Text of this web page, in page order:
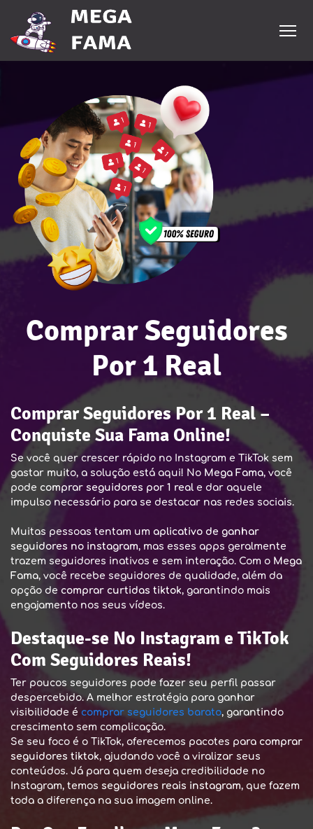
Comprar Seguidores
Por 1 Real
Comprar Seguidores Por 1 Real –
Conquiste Sua Fama Online!
Se você quer crescer rápido no Instagram e TikTok sem
gastar muito, a solução está aqui! No Mega Fama, você
pode comprar seguidores por 1 real e dar aquele
impulso necessário para se destacar nas redes sociais.
Muitas pessoas tentam um aplicativo de ganhar
seguidores no instagram, mas esses apps geralmente
trazem seguidores inativos e sem interação. Com o Mega
Fama, você recebe seguidores de qualidade, além da
opção de comprar curtidas tiktok, garantindo mais
engajamento nos seus vídeos.
Destaque-se No Instagram e TikTok
Com Seguidores Reais!
Ter poucos seguidores pode fazer seu perfil passar
despercebido. A melhor estratégia para ganhar
visibilidade é comprar seguidores barato, garantindo
crescimento sem complicação.
Se seu foco é o TikTok, oferecemos pacotes para comprar
seguidores tiktok, ajudando você a viralizar seus
conteúdos. Já para quem deseja credibilidade no
Instagram, temos seguidores reais instagram, que fazem
toda a diferença na sua imagem online.